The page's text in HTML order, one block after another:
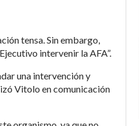
tensa. Sin embargo,
intervenir la AFA”.
una intervención y
Vitolo en comunicación